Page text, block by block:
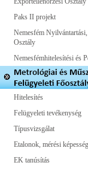
Paks II projekt
Nemesfém
Osztály
Nemesfémhitelesítési és
Hitelesítés
Felügyeleti tevékenység
Típusvizsgálat
Etalonok, mérési
EK tanúsítás